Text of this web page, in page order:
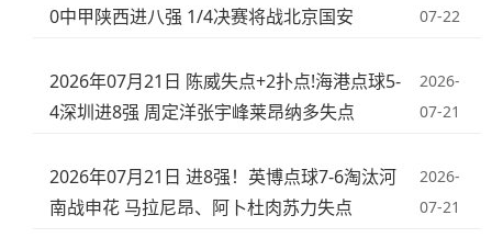
0中甲陕西进八强 1/4决赛将战北京国安
07-22
2026年07月21日 陈威失点+2扑点!海港点球5-
4深圳进8强 周定洋张宇峰莱昂纳多失点
2026-
07-21
2026年07月21日 进8强！英博点球7-6淘汰河
南战申花 马拉尼昂、阿卜杜肉苏力失点
2026-
07-21